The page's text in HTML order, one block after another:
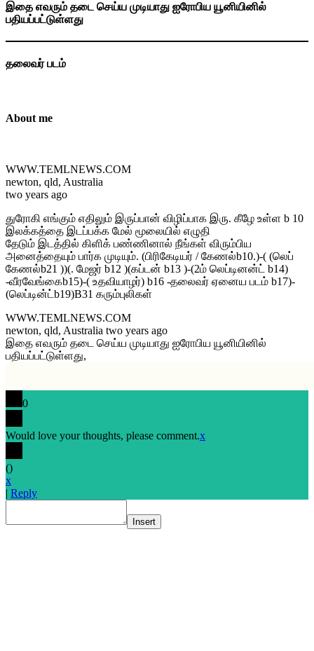
இதை எவரும் தடை செய்ய முடியாது ஐரோபிய யூனியினில்
பதியப்பட்டுள்ளது
தலைவர் படம்
About me
WWW.TEMLNEWS.COM
newton, qld, Australia
two years ago
துரோகி எங்கும் எதிலும் இருப்பான் விழிப்பாக இரு. கீழே உள்ள b 10
இலக்கத்தை இடப்பக்க மேல் மூலையில் எழுதி
தேடும் இடத்தில் கிளிக் பண்ணினால் நீங்கள் விரும்பிய
அனைத்தையும் பார்க முடியும். (பிரிகேடியர் / கேணல்b10.)-( (லெப்
கேணல்b21 ))(. மேஜர் b12 )(கப்டன் b13 )-(2ம் லெப்டினன்ட் b14)
-வீரவேங்கைb15)-( உதவியாழர்) b16 -தலைவர் ஏனைய படம் b17)-
(லெப்டின்ட்b19)B31 கரும்புலிகள்
WWW.TEMLNEWS.COM
newton, qld, Australia two years ago
இதை எவரும் தடை செய்ய முடியாது ஐரோபிய யூனியினில்
பதியப்பட்டுள்ளது,
0
Would love your thoughts, please comment.x
()
x
Reply
Insert